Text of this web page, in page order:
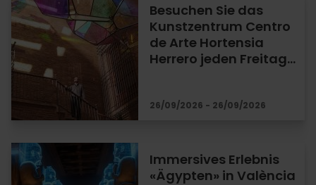
Besuchen Sie das
Kunstzentrum Centro
de Arte Hortensia
Herrero jeden Freitag…
26/09/2026 - 26/09/2026
Immersives Erlebnis
«Ägypten» in València